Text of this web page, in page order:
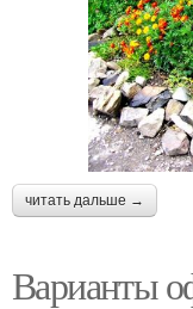
читать дальше →
Варианты